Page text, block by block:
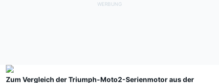
Zum Vergleich der Triumph-Moto2-Serienmotor aus der